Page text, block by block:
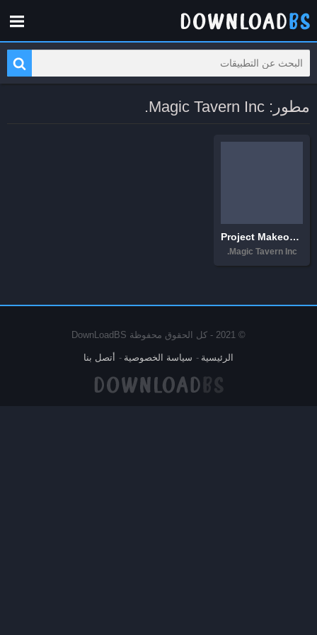
مطور: Magic Tavern Inc.
Project Makeover
Magic Tavern Inc.
© 2021 - كل الحقوق محفوظة DownLoadBS
الرئيسية سياسة الخصوصية أتصل بنا